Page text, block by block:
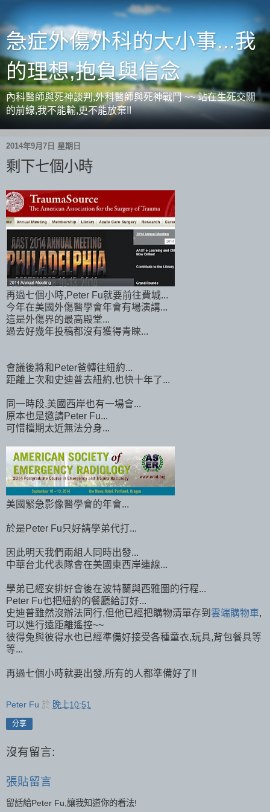
急症外傷外科的大小事...我
的理想,抱負與信念
內科醫師與死神談判,外科醫師與死神戰鬥 ~~ 站在生死交關
的前線,我不能輸,更不能放棄!!
2014年9月7日 星期日
剩下七個小時
再過七個小時,Peter Fu就要前往費城...
今年在美國外傷醫學會年會有場演講...
這是外傷界的最高殿堂...
過去好幾年投稿都沒有獲得青睞...
會議後將和Peter爸轉往紐約...
距離上次和史迪普去紐約,也快十年了...
同一時段,美國西岸也有一場會...
原本也是邀請Peter Fu...
可惜檔期太近無法分身...
美國緊急影像醫學會的年會...
於是Peter Fu只好請學弟代打...
因此明天我們兩組人同時出發...
中華台北代表隊會在美國東西岸連線...
學弟已經安排好會後在波特蘭與西雅圖的行程...
Peter Fu也把紐約的餐廳給訂好...
史迪普雖然沒辦法同行,但他已經把購物清單存到 雲端購物車,
可以進行遠距離遙控~~
彼得兔與彼得水也已經準備好接受各種童衣,玩具,背包餐具等
等...
再過七個小時就要出發,所有的人都準備好了!!
Peter Fu 於 晚上10:51
分享
沒有留言:
張貼留言
留話給Peter Fu,讓我知道你的看法!